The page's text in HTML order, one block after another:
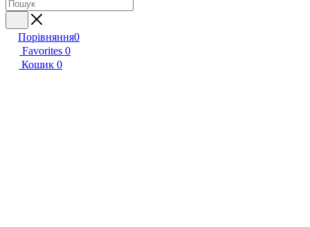
Порівняння0
Favorites 0
Кошик 0